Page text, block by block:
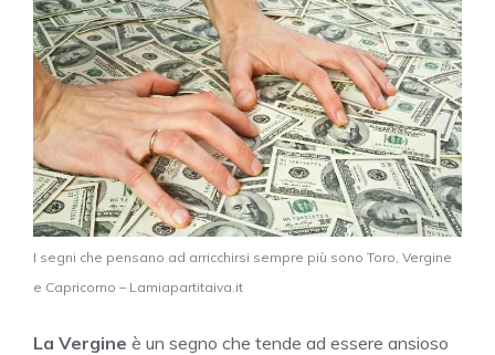
I segni che pensano ad arricchirsi sempre più sono Toro, Vergine
e Capricorno – Lamiapartitaiva.it
La Vergine è un segno che tende ad essere ansioso